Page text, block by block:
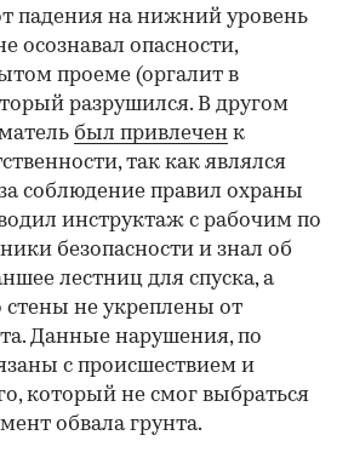
падения на нижний уровень
осознавал опасности,
проеме (оргалит в
разрушился. В другом
был привлечен к
так как являлся
соблюдение правил охраны
инструктаж с рабочим по
безопасности и знал об
лестниц для спуска, а
стены не укреплены от
Данные нарушения, по
с происшествием и
который не смог выбраться
обвала грунта.